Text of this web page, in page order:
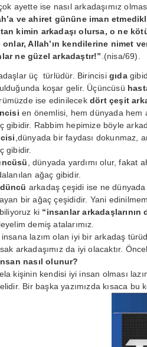
ayette ise nasıl arkadaşımız
ve ahiret gününe iman
kimin arkadaşı olursa, o ne
onlar, Allah’ın kendilerine nimet
ne güzel arkadaştır!”.(nisa/69).
üç türlüdür. Birincisi gıda
koşar gelir. Üçüncüsü
ise edinilecek dört çeşit
en önemlisi, hem dünyada hem
gibidir. Rabbim hepimize böyle
,dünyada bir faydası dokunmaz,
gibidir.
, dünyada yardımı olur, fakat
ağaç gibidir.
arkadaş çeşidi ise ne
bir ağaç çeşididir. Yani
ki “insanlar arkadaşlarının
demiş atalarımız.
insana lazım olan iyi bir arkadaş
arkadaşımız da iyi olacaktır.
nasıl olunur?
kişinin kendisi iyi insan olması
Bir başka yazımızda kısaca bu